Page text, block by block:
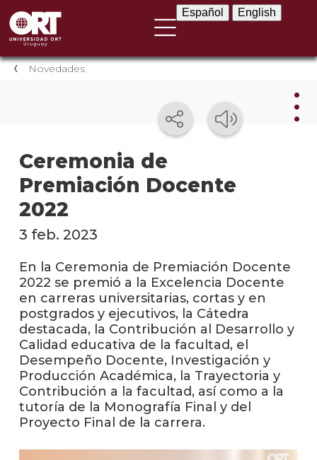
Español English
Novedades
Ceremonia de
Premiación Docente
2022
3 feb. 2023
En la Ceremonia de Premiación Docente
2022 se premió a la Excelencia Docente
en carreras universitarias, cortas y en
postgrados y ejecutivos, la Cátedra
destacada, la Contribución al Desarrollo y
Calidad educativa de la facultad, el
Desempeño Docente, Investigación y
Producción Académica, la Trayectoria y
Contribución a la facultad, así como a la
tutoría de la Monografía Final y del
Proyecto Final de la carrera.